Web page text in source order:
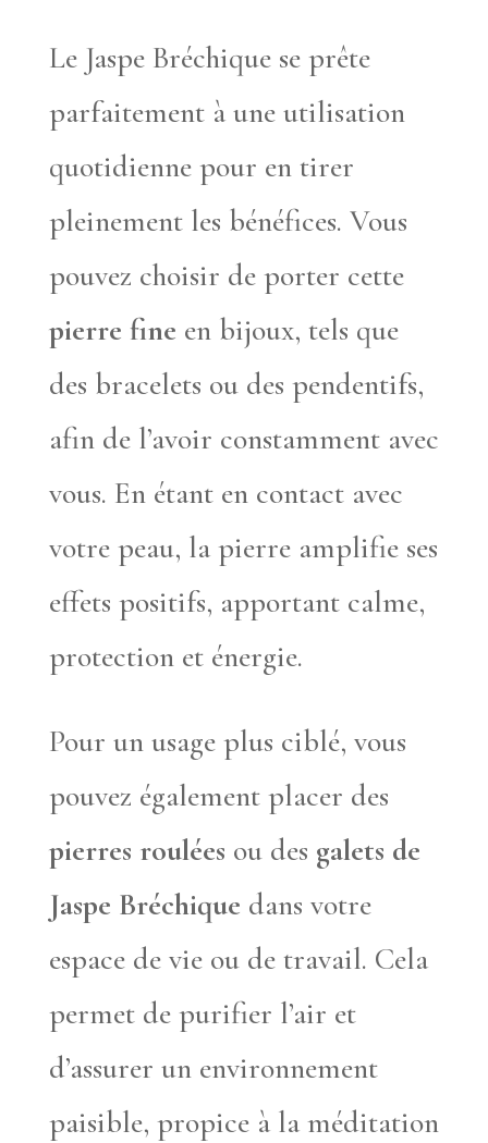
Le Jaspe Bréchique se prête
parfaitement à une utilisation
quotidienne pour en tirer
pleinement les bénéfices. Vous
pouvez choisir de porter cette
pierre fine en bijoux, tels que
des bracelets ou des pendentifs,
afin de l’avoir constamment avec
vous. En étant en contact avec
votre peau, la pierre amplifie ses
effets positifs, apportant calme,
protection et énergie.
Pour un usage plus ciblé, vous
pouvez également placer des
pierres roulées ou des galets de
Jaspe Bréchique dans votre
espace de vie ou de travail. Cela
permet de purifier l’air et
d’assurer un environnement
paisible, propice à la méditation